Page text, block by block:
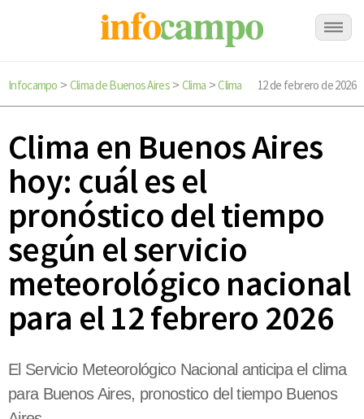
Infocampo > Clima de Buenos Aires> Clima >Clima 12 de febrero de 2026
Clima en Buenos Aires
hoy: cuál es el
pronóstico del tiempo
según el servicio
meteorológico nacional
para el 12 febrero 2026
El Servicio Meteorológico Nacional anticipa el clima
para Buenos Aires, pronostico del tiempo Buenos